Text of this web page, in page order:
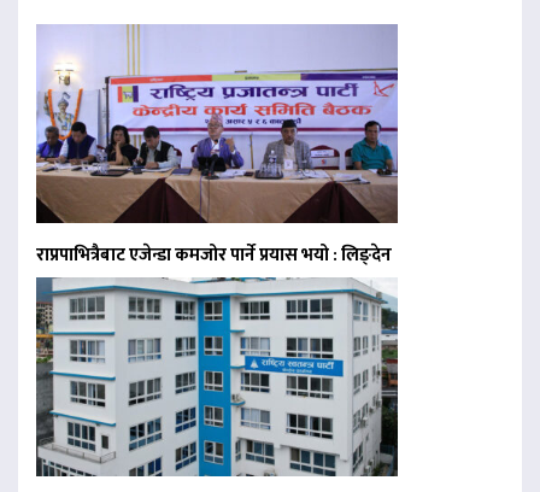
राप्रपाभित्रैबाट एजेन्डा कमजोर पार्ने प्रयास भयो : लिङ्देन